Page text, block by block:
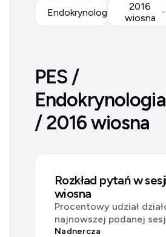
Endokrynologia
2016
wiosna
PES /
Endokrynologia
/ 2016 wiosna
Rozkład pytań w
wiosna
Procentowy udział
najnowszej podanej
Nadnercza